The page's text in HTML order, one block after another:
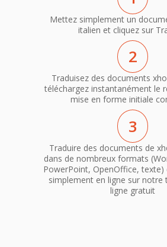
Mettez simplement un
italien et cliquez sur
2
Traduisez des documents
téléchargez instantanément le
mise en forme initiale
3
Traduire des documents de
dans de nombreux formats
PowerPoint, OpenOffice,
simplement en ligne sur notre
ligne gratuit